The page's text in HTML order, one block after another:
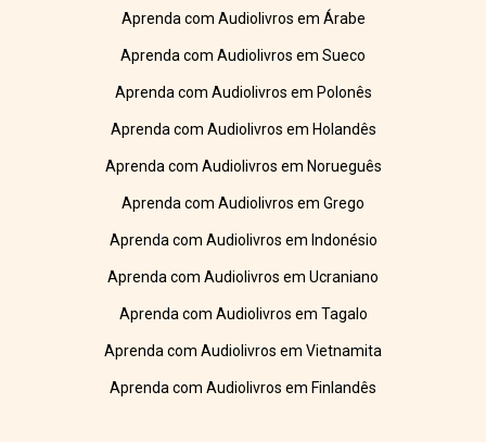
Aprenda com Audiolivros em Árabe
Aprenda com Audiolivros em Sueco
Aprenda com Audiolivros em Polonês
Aprenda com Audiolivros em Holandês
Aprenda com Audiolivros em Norueguês
Aprenda com Audiolivros em Grego
Aprenda com Audiolivros em Indonésio
Aprenda com Audiolivros em Ucraniano
Aprenda com Audiolivros em Tagalo
Aprenda com Audiolivros em Vietnamita
Aprenda com Audiolivros em Finlandês